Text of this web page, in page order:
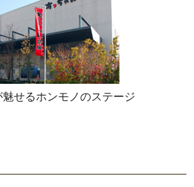
せるホンモノのステージ